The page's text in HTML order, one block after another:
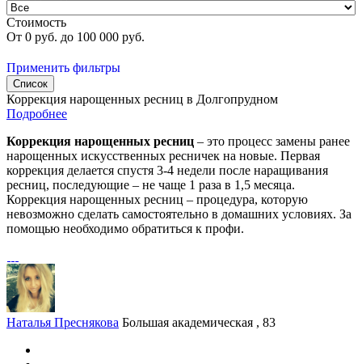
Стоимость
От 0 руб. до 100 000 руб.
Применить фильтры
Список
Коррекция нарощенных ресниц в Долгопрудном
Подробнее
Коррекция нарощенных ресниц – это процесс замены ранее
нарощенных искусственных ресничек на новые. Первая
коррекция делается спустя 3-4 недели после наращивания
ресниц, последующие – не чаще 1 раза в 1,5 месяца.
Коррекция нарощенных ресниц – процедура, которую
невозможно сделать самостоятельно в домашних условиях. За
помощью необходимо обратиться к профи.
Наталья Преснякова Большая академическая , 83